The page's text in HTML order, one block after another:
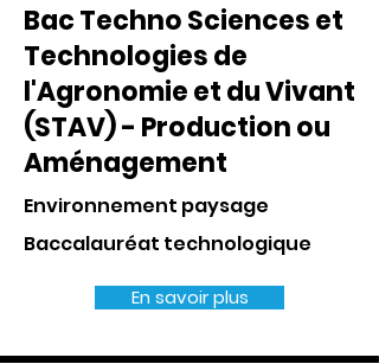
Bac Techno Sciences et
Technologies de
l'Agronomie et du Vivant
(STAV) - Production ou
Aménagement
Environnement paysage
Baccalauréat technologique
En savoir plus